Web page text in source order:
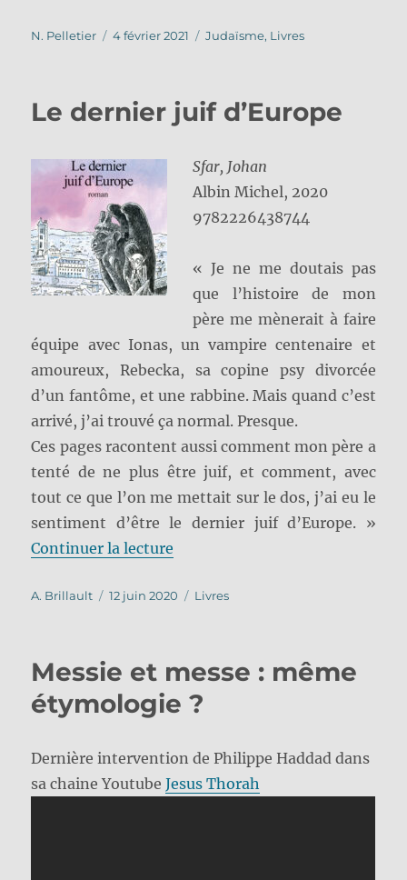
Auteur
N. Pelletier
Publié
4 février 2021 Catégories
Judaïsme, Livres
Le dernier juif d’Europe
Sfar, Johan
Albin Michel, 2020
9782226438744
« Je ne me doutais pas
que l’histoire de mon
père me mènerait à faire
équipe avec Ionas, un vampire centenaire et
amoureux, Rebecka, sa copine psy divorcée
d’un fantôme, et une rabbine. Mais quand c’est
arrivé, j’ai trouvé ça normal. Presque.
Ces pages racontent aussi comment mon père a
tenté de ne plus être juif, et comment, avec
tout ce que l’on me mettait sur le dos, j’ai eu le
sentiment d’être le dernier juif d’Europe. »
Continuer la lecture
Auteur
A. Brillault
Publié
12 juin 2020 Catégories
Livres
Messie et messe : même
étymologie ?
Dernière intervention de Philippe Haddad dans
sa chaine YoutubeJesus Thorah